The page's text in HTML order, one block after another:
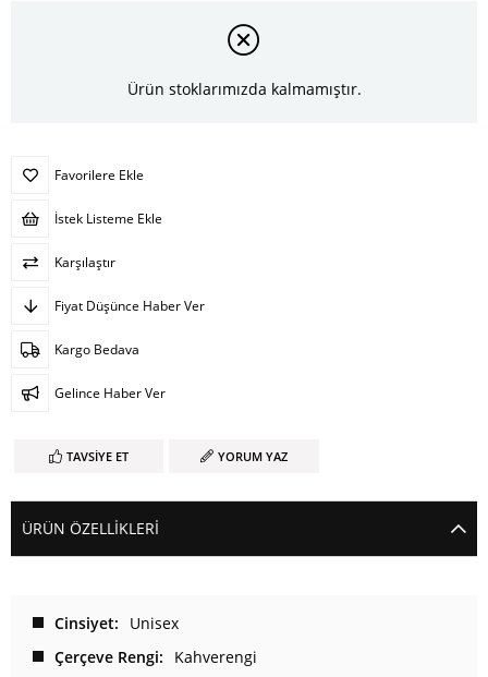
Ürün stoklarımızda kalmamıştır.
Favorilere Ekle
İstek Listeme Ekle
Karşılaştır
Fiyat Düşünce Haber Ver
Kargo Bedava
Gelince Haber Ver
TAVSIYE ET YORUM YAZ
ÜRÜN ÖZELLIKLERI
Cinsiyet
Unisex
Çerçeve Rengi
Kahverengi